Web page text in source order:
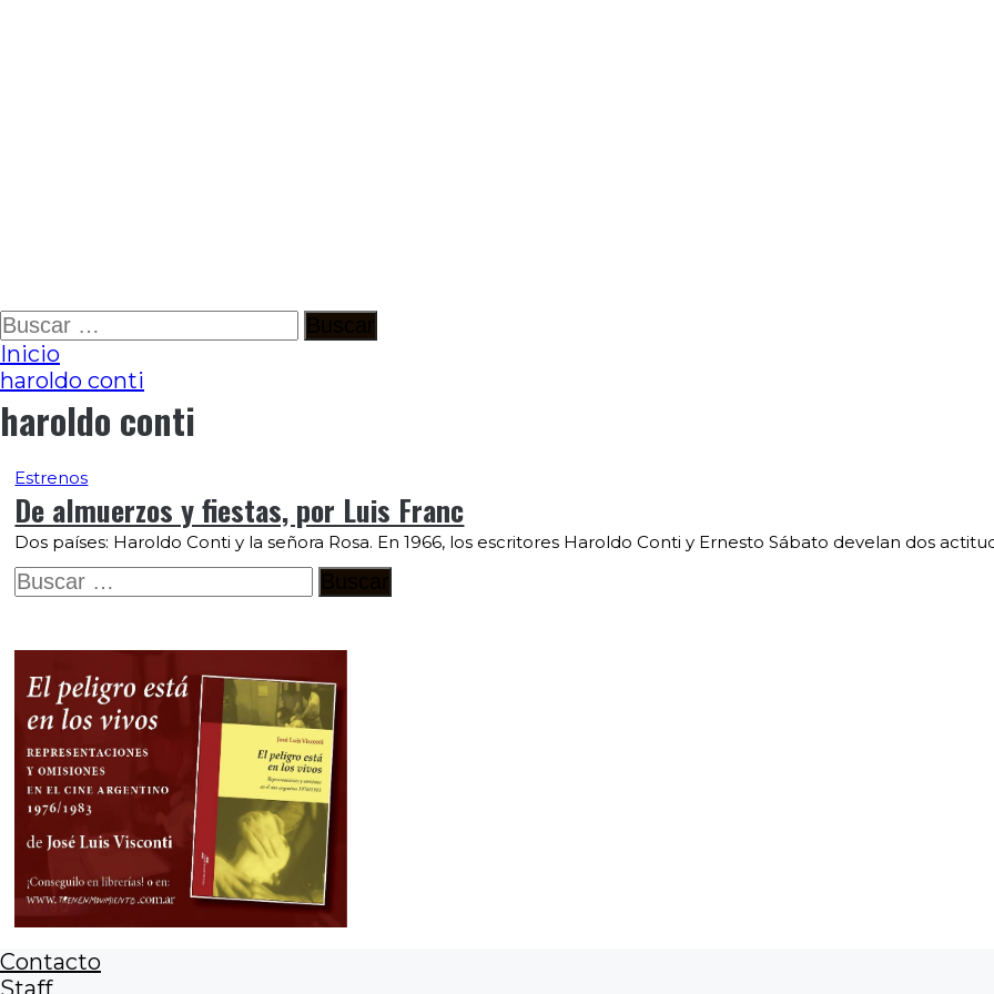
Ir
al
contenido
Buscar:
Inicio
haroldo conti
haroldo conti
Estrenos
De almuerzos y fiestas, por Luis Franc
Dos países: Haroldo Conti y la señora Rosa. En 1966, los escritores Haroldo Conti y Ernesto Sábato develan dos
Buscar:
Contacto
Staff